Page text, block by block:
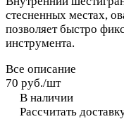
стесненных местах,
позволяет быстро
инструмента.
Все описание
70 руб./шт
В наличии
Рассчитать